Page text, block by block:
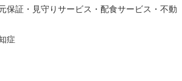
保証・見守りサービス・配食サービス・不動
症